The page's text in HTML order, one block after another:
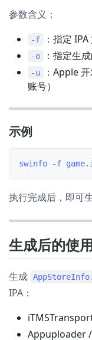
参数含义：
-f ：指定
-o ：指定生
-u
：Apple
账号）
示例
执行完成后，即可
生成后的使
生成
IPA：
Appuploader